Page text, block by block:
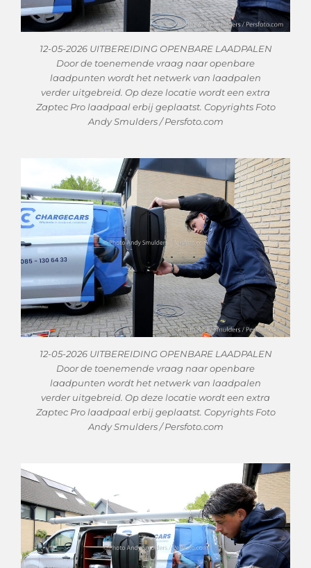
12-05-2026 UITBEREIDING OPENBARE LAADPALEN
Door de toenemende vraag naar openbare
laadpunten wordt het netwerk van laadpalen
verder uitgebreid. Op deze locatie wordt een extra
Zaptec Pro laadpaal erbij geplaatst. Copyrights Foto
Andy Smulders / Persfoto.com
12-05-2026 UITBEREIDING OPENBARE LAADPALEN
Door de toenemende vraag naar openbare
laadpunten wordt het netwerk van laadpalen
verder uitgebreid. Op deze locatie wordt een extra
Zaptec Pro laadpaal erbij geplaatst. Copyrights Foto
Andy Smulders / Persfoto.com